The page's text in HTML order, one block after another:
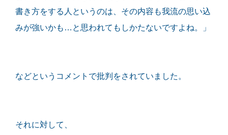
書き方をする人というのは、その内容も我流の思い込
みが強いかも…と思われてもしかたないですよね。」
などというコメントで批判をされていました。
それに対して、